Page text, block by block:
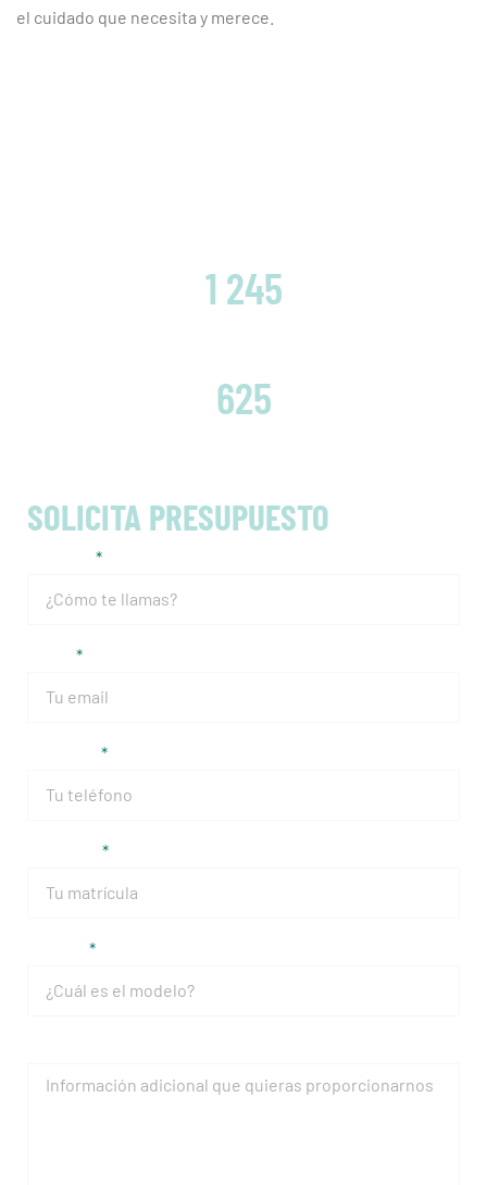
el cuidado que necesita y merece.
SOLICITA PRESUPUESTO
1 245
625